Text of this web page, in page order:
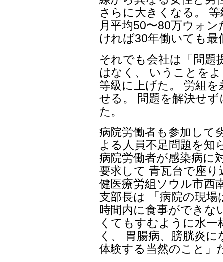
さらに大きくなる。
月平均50〜80万ウォ
ければ30年働いても最
それでも会社は「問題
はなく、 いうことを
等級に上げた。 労組
せる。 問題を解決せ
た。
病院労働者も参加して
よる人員不足問題を知
病院労働者が感染病に
要求して 青瓦台で座
健医療労組ソウル市西
支部長は 「病院の現
時間内に食事ができな
くてもすむように水
く、 胃腸病、膀胱炎
体験する当然のこと」